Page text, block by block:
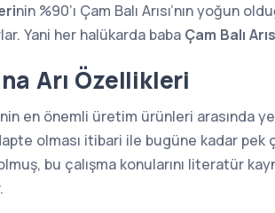
nin %90’ı Çam Balı Arısı’nın yoğun
Yani her halükarda baba Çam Balı
Arı Özellikleri
en önemli üretim ürünleri arasında
olması itibari ile bugüne kadar pek
bu çalışma konularını literatür